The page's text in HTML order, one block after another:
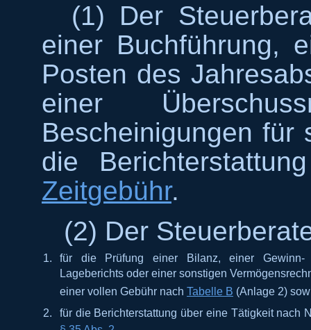
(1) Der
einer Buchführung,
Posten des
einer
Bescheinigungen für
die
Zeitgebühr.
(2) Der
1.
für die Prüfung einer Bilanz, einer Gewinn-
Lageberichts oder einer sonstigen
einer vollen Gebühr nach Tabelle B (Anlage 2)
2.
für die Berichterstattung über eine Tätigkeit nach